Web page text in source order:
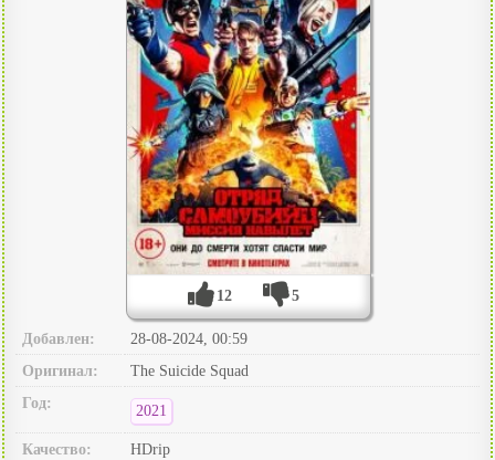
12 5
Добавлен:
28-08-2024, 00:59
Оригинал:
The Suicide Squad
Год:
2021
Качество:
HDrip